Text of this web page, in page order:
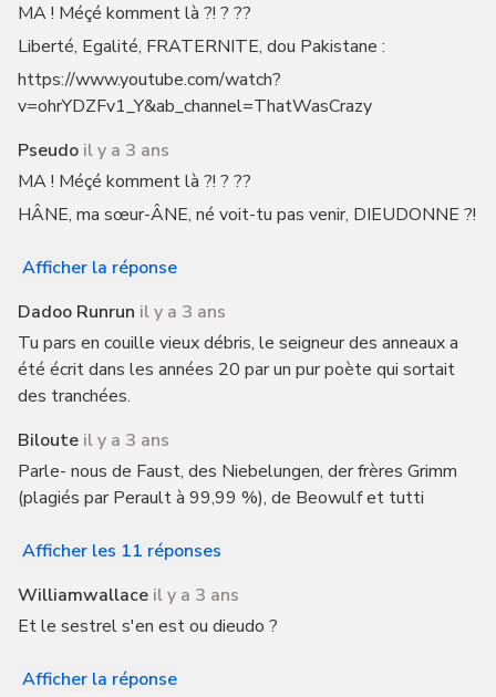
MA ! Méçé komment là ?! ? ??
Liberté, Egalité, FRATERNITE, dou Pakistane :
https://www.youtube.com/watch?
v=ohrYDZFv1_Y&ab_channel=ThatWasCrazy
Pseudo il y a 3 ans
MA ! Méçé komment là ?! ? ??
HÂNE, ma sœur-ÂNE, né voit-tu pas venir, DIEUDONNE ?!
Afficher la réponse
Dadoo Runrun il y a 3 ans
Tu pars en couille vieux débris, le seigneur des anneaux a
été écrit dans les années 20 par un pur poète qui sortait
des tranchées.
Biloute il y a 3 ans
Parle- nous de Faust, des Niebelungen, der frères Grimm
(plagiés par Perault à 99,99 %), de Beowulf et tutti
Afficher les 11 réponses
Williamwallace il y a 3 ans
Et le sestrel s'en est ou dieudo ?
Afficher la réponse